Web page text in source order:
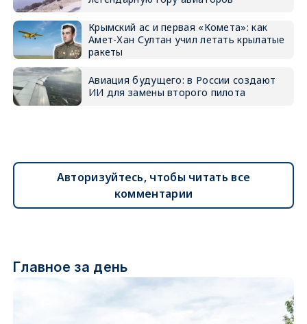
Крымский ас и первая «Комета»: как
Амет-Хан Султан учил летать крылатые
ракеты
Авиация будущего: в России создают
ИИ для замены второго пилота
Авторизуйтесь, чтобы читать все
комментарии
Главное за день